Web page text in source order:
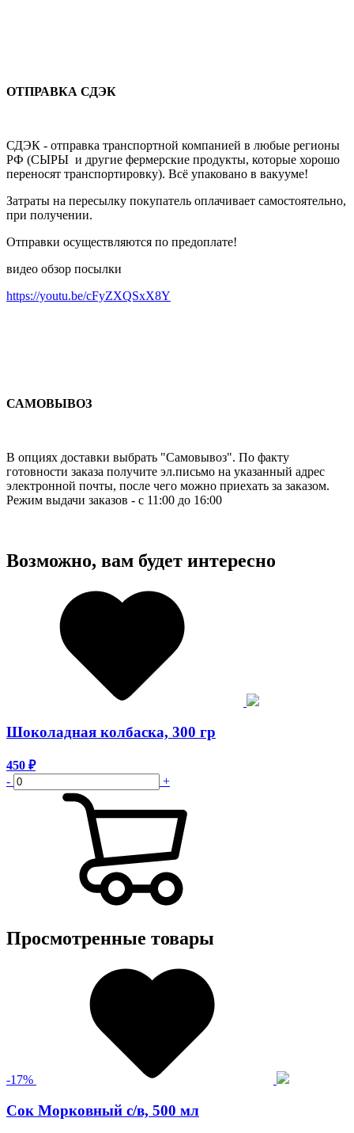
ОТПРАВКА СДЭК
СДЭК - отправка транспортной компанией в любые регионы
РФ (СЫРЫ и другие фермерские продукты, которые хорошо
переносят транспортировку). Всё упаковано в вакууме!
Затраты на пересылку покупатель оплачивает самостоятельно,
при получении.
Отправки осуществляются по предоплате!
видео обзор посылки
https://youtu.be/cFyZXQSxX8Y
САМОВЫВОЗ
В опциях доставки выбрать "Самовывоз". По факту
готовности заказа получите эл.письмо на указанный адрес
электронной почты, после чего можно приехать за заказом.
Режим выдачи заказов - с 11:00 до 16:00
Возможно, вам будет интересно
Шоколадная колбаска, 300 гр
450 ₽
-
+
Просмотренные товары
-17%
Сок Морковный с/в, 500 мл